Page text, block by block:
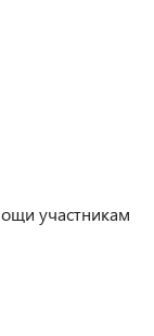
участникам